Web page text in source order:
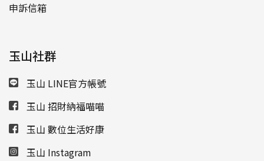
申訴信箱
玉山社群
玉山 LINE官方帳號
玉山 招財納福喵喵
玉山 數位生活好康
玉山 Instagram